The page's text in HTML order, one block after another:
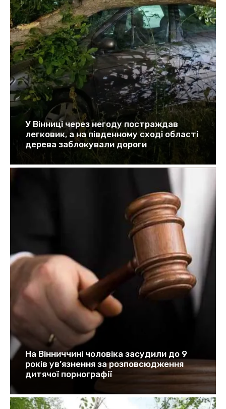
У Вінниці через негоду постраждав
легковик, а на південному сході області
дерева заблокували дороги
На Вінниччині чоловіка засудили до 9
років ув’язнення за розповсюдження
дитячої порнографії